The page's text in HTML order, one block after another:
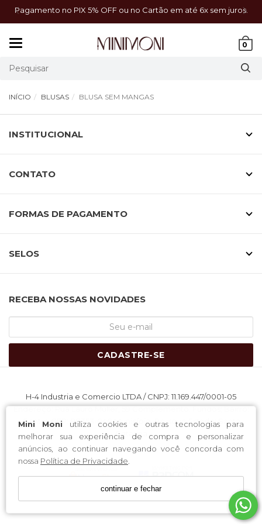
Pagamento no PIX 5% OFF ou no Cartão em até 6x sem juros.
0
Mini Moni utiliza cookies e outras tecnologias para
melhorar sua experiência de compra e personalizar
anúncios, ao continuar navegando você concorda com
nossa Política de Privacidade
continuar e fechar
INÍCIO BLUSAS BLUSA SEM MANGAS
INSTITUCIONAL
CONTATO
FORMAS DE PAGAMENTO
SELOS
RECEBA NOSSAS NOVIDADES
CADASTRE-SE
H-4 Industria e Comercio LTDA / CNPJ: 11.169.447/0001-05
Endereço: Rua Lauro Muller, 59 Complemento: Fundos; Bairro:
Centro CEP: 88353-040 Município: Brusque Estado: Santa
Catarina